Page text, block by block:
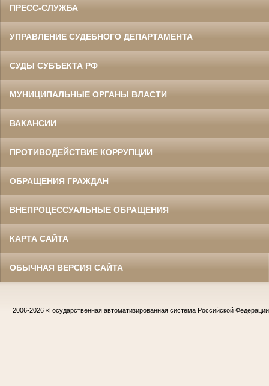
ПРЕСС-СЛУЖБА
УПРАВЛЕНИЕ СУДЕБНОГО ДЕПАРТАМЕНТА
СУДЫ СУБЪЕКТА РФ
МУНИЦИПАЛЬНЫЕ ОРГАНЫ ВЛАСТИ
ВАКАНСИИ
ПРОТИВОДЕЙСТВИЕ КОРРУПЦИИ
ОБРАЩЕНИЯ ГРАЖДАН
ВНЕПРОЦЕССУАЛЬНЫЕ ОБРАЩЕНИЯ
КАРТА САЙТА
ОБЫЧНАЯ ВЕРСИЯ САЙТА
2006-2026 «Государственная автоматизированная система Российской